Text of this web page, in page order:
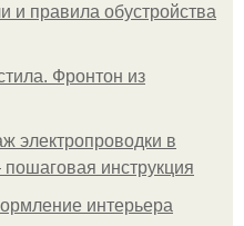
и правила обустройства
Фронтон из
электропроводки в
инструкция
интерьера